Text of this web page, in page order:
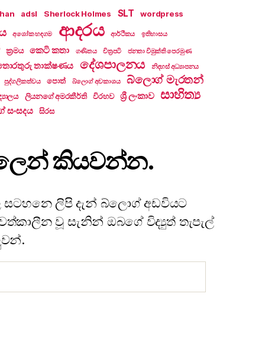
adsl Sherlock Holmes SLT wordpress
අශෝක හඳගම ආදරය ආර්ථිකය ඉතිහාසය
ක්‍රමය කෙටි කතා ගණිතය චිත්‍රපටි
ජනතා විමුක්ති පෙරමුණ
තාක්ෂණය දේශපාලනය
නිදහස් අධ්‍යාපනය
පුද්ගලිකත්වය පොත් බ්ලොග් අවකාශය බ්ලොග් මැරතන්
ලියනගේ අමරකීර්ති විරහව ශ්‍රී ලංකාව සාහිත්‍ය
සිරස
කියවන්න.
සටහනෙ ලිපි දැන් බ්ලොග් අඩවියට
වූ සැනින් ඔබගේ විද්‍යුත් තැපැල්